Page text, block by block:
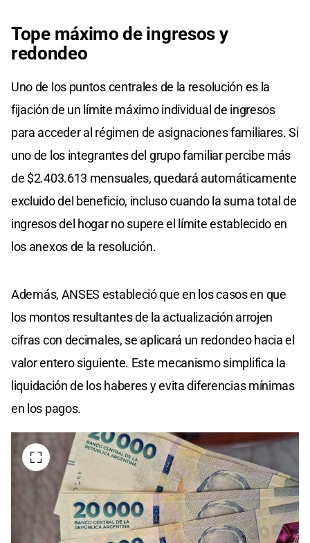
Tope máximo de ingresos y
redondeo
Uno de los puntos centrales de la resolución es la
fijación de un límite máximo individual de ingresos
para acceder al régimen de asignaciones familiares. Si
uno de los integrantes del grupo familiar percibe más
de $2.403.613 mensuales, quedará automáticamente
excluido del beneficio, incluso cuando la suma total de
ingresos del hogar no supere el límite establecido en
los anexos de la resolución.
Además, ANSES estableció que en los casos en que
los montos resultantes de la actualización arrojen
cifras con decimales, se aplicará un redondeo hacia el
valor entero siguiente. Este mecanismo simplifica la
liquidación de los haberes y evita diferencias mínimas
en los pagos.